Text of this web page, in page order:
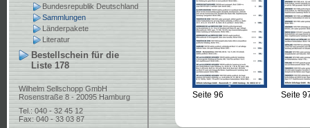
Bundesrepublik Deutschland
Sammlungen
Länderpakete
Literatur
Bestellschein für die
Liste 178
Wilhelm Sellschopp GmbH
Rosenstraße 8 - 20095 Hamburg
Tel.: 040 - 32 45 12
Fax: 040 - 33 03 87
Seite 96 Seite